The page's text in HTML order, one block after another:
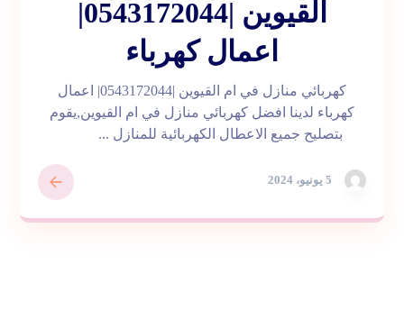
القيوين |0543172044|
اعمال كهرباء
5 يونيو، 2024
كهربائي منازل في ام القيوين |0543172044| اعمال
كهرباء لدينا افضل كهربائي منازل في ام القيوين,يقوم
بتصليح جميع الاعطال الكهربائية للمنازل ...